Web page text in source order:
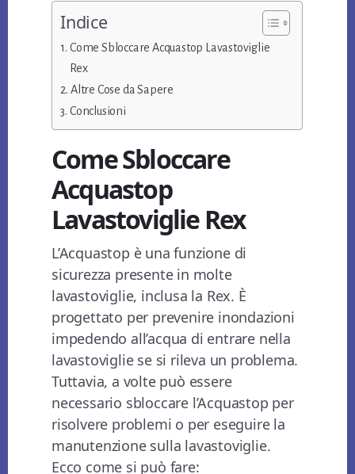
Indice
Come Sbloccare Acquastop Lavastoviglie
Rex
Altre Cose da Sapere
Conclusioni
Come Sbloccare
Acquastop
Lavastoviglie Rex
L’Acquastop è una funzione di
sicurezza presente in molte
lavastoviglie, inclusa la Rex. È
progettato per prevenire inondazioni
impedendo all’acqua di entrare nella
lavastoviglie se si rileva un problema.
Tuttavia, a volte può essere
necessario sbloccare l’Acquastop per
risolvere problemi o per eseguire la
manutenzione sulla lavastoviglie.
Ecco come si può fare: